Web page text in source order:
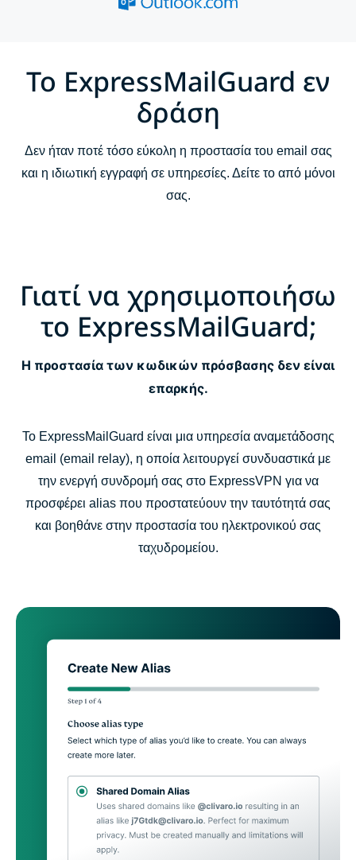
Λειτουργίες του ExpressMailGuard
Το ExpressMailGuard εν
δράση
Δεν ήταν ποτέ τόσο εύκολη η προστασία του email σας
και η ιδιωτική εγγραφή σε υπηρεσίες. Δείτε το από μόνοι
σας.
Γιατί να χρησιμοποιήσω
το ExpressMailGuard;
Η προστασία των κωδικών πρόσβασης δεν είναι
επαρκής.
Το ExpressMailGuard είναι μια υπηρεσία αναμετάδοσης
email (email relay), η οποία λειτουργεί συνδυαστικά με
την ενεργή συνδρομή σας στο ExpressVPN για να
προσφέρει alias που προστατεύουν την ταυτότητά σας
και βοηθάνε στην προστασία του ηλεκτρονικού σας
ταχυδρομείου.